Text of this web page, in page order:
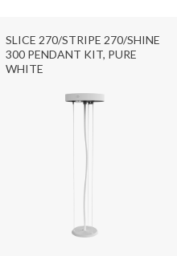
SLICE 270/STRIPE 270/SHINE
300 PENDANT KIT, PURE
WHITE